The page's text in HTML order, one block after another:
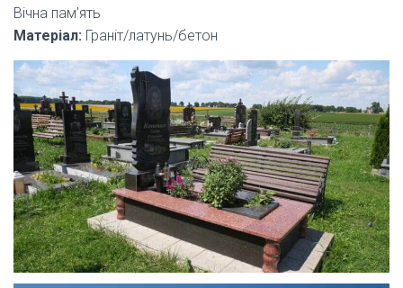
Вічна пам’ять
Матеріал: Граніт/латунь/бетон